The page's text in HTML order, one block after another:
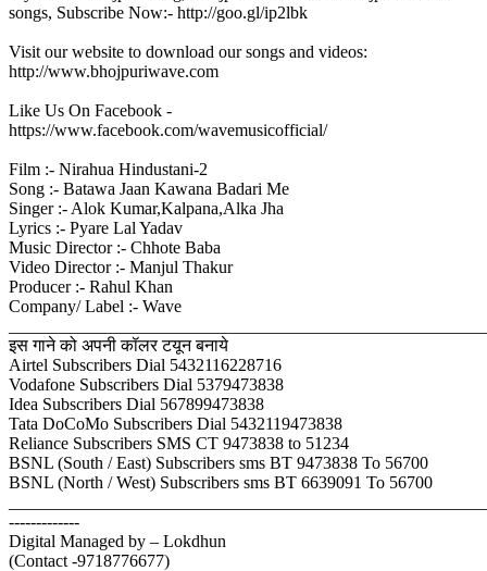
songs, Subscribe Now:- http://goo.gl/ip2lbk
Visit our website to download our songs and videos:
http://www.bhojpuriwave.com
Like Us On Facebook -
https://www.facebook.com/wavemusicofficial/
Film :- Nirahua Hindustani-2
Song :- Batawa Jaan Kawana Badari Me
Singer :- Alok Kumar,Kalpana,Alka Jha
Lyrics :- Pyare Lal Yadav
Music Director :- Chhote Baba
Video Director :- Manjul Thakur
Producer :- Rahul Khan
Company/ Label :- Wave
इस गाने को अपनी कॉलर टयून बनाये
Airtel Subscribers Dial 5432116228716
Vodafone Subscribers Dial 5379473838
Idea Subscribers Dial 567899473838
Tata DoCoMo Subscribers Dial 5432119473838
Reliance Subscribers SMS CT 9473838 to 51234
BSNL (South / East) Subscribers sms BT 9473838 To 56700
BSNL (North / West) Subscribers sms BT 6639091 To 56700
-------------
Digital Managed by – Lokdhun
(Contact -9718776677)